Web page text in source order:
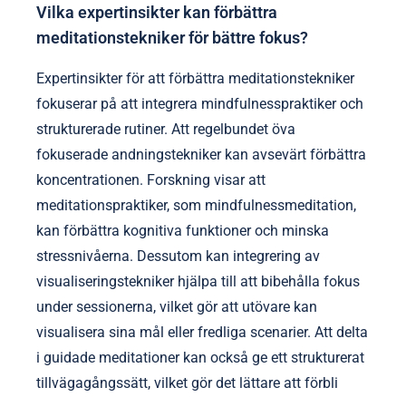
Vilka expertinsikter kan förbättra
meditationstekniker för bättre fokus?
Expertinsikter för att förbättra meditationstekniker
fokuserar på att integrera mindfulnesspraktiker och
strukturerade rutiner. Att regelbundet öva
fokuserade andningstekniker kan avsevärt förbättra
koncentrationen. Forskning visar att
meditationspraktiker, som mindfulnessmeditation,
kan förbättra kognitiva funktioner och minska
stressnivåerna. Dessutom kan integrering av
visualiseringstekniker hjälpa till att bibehålla fokus
under sessionerna, vilket gör att utövare kan
visualisera sina mål eller fredliga scenarier. Att delta
i guidade meditationer kan också ge ett strukturerat
tillvägagångssätt, vilket gör det lättare att förbli